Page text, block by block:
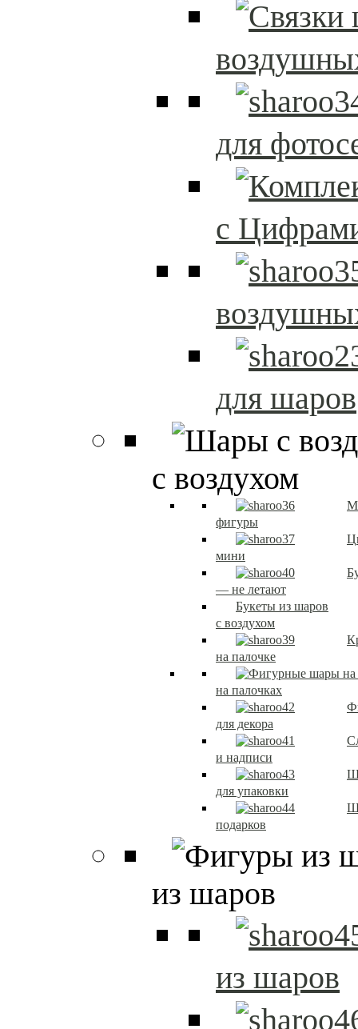
для
с
для шаров
с воздухом
фигуры
мини
— не летают
Букеты из шаров
с воздухом
на палочке
на палочках
для декора
и надписи
для упаковки
подарков
из шаров
из шаров